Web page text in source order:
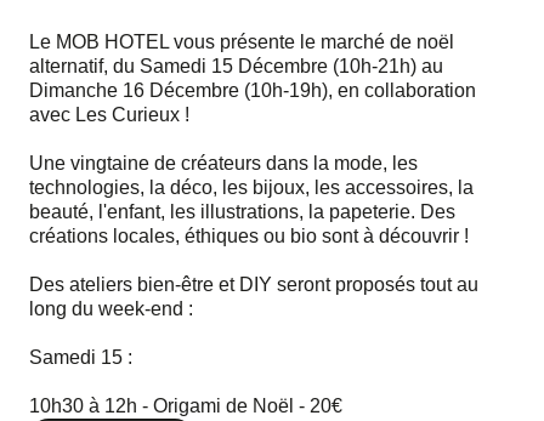
Le MOB HOTEL vous présente le marché de noël
alternatif, du Samedi 15 Décembre (10h-21h) au
Dimanche 16 Décembre (10h-19h), en collaboration
avec Les Curieux !
Une vingtaine de créateurs dans la mode, les
technologies, la déco, les bijoux, les accessoires, la
beauté, l'enfant, les illustrations, la papeterie. Des
créations locales, éthiques ou bio sont à découvrir !
Des ateliers bien-être et DIY seront proposés tout au
long du week-end :
Samedi 15 :
10h30 à 12h - Origami de Noël - 20€